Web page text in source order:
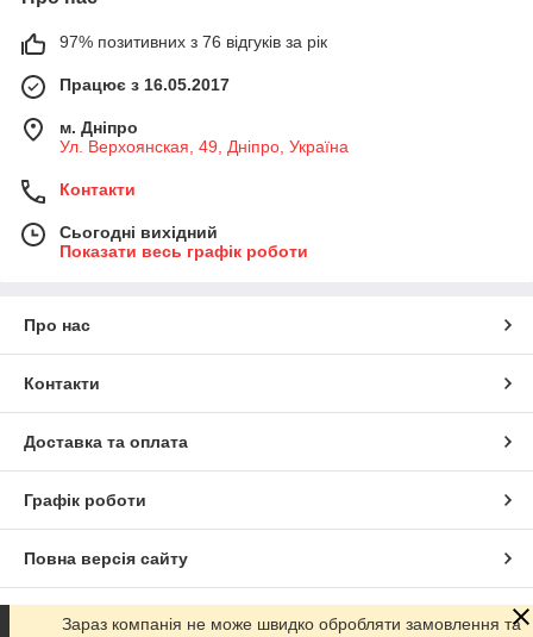
97% позитивних з 76 відгуків за рік
Працює з 16.05.2017
м. Дніпро
Ул. Верхоянская, 49, Дніпро, Україна
Контакти
Сьогодні вихідний
Показати весь графік роботи
Про нас
Контакти
Доставка та оплата
Графік роботи
Повна версія сайту
Сайт створено на маркетплейсіProm.ua
Зараз компанія не може швидко обробляти замовлення та